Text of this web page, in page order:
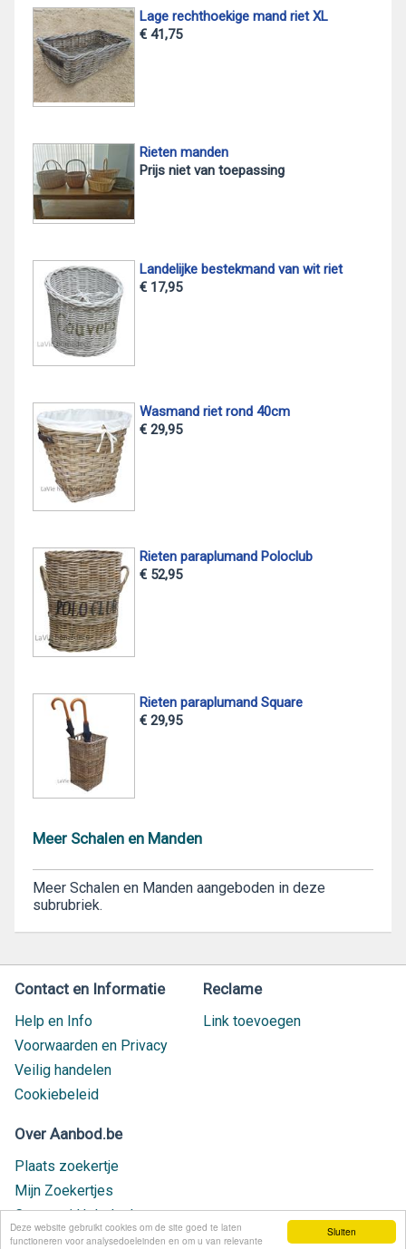
Sluiten
Deze website gebruikt cookies om de site goed te laten
functioneren voor analysedoeleinden en om u van relevante
Lage rechthoekige mand riet XL
€ 41,75
Rieten manden
Prijs niet van toepassing
Landelijke bestekmand van wit riet
€ 17,95
Wasmand riet rond 40cm
€ 29,95
Rieten paraplumand Poloclub
€ 52,95
Rieten paraplumand Square
€ 29,95
Meer Schalen en Manden
Meer Schalen en Manden aangeboden in deze
subrubriek.
Contact en Informatie
Help en Info
Voorwaarden en Privacy
Veilig handelen
Cookiebeleid
Reclame
Link toevoegen
Over Aanbod.be
Plaats zoekertje
Mijn Zoekertjes
Contact / Helpdesk
Nieuw geplaatst